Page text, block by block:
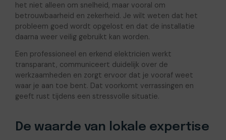
het niet alleen om snelheid, maar vooral om
betrouwbaarheid en zekerheid. Je wilt weten dat het
probleem goed wordt opgelost en dat de installatie
daarna weer veilig gebruikt kan worden.
Een professioneel en erkend elektricien werkt
transparant, communiceert duidelijk over de
werkzaamheden en zorgt ervoor dat je vooraf weet
waar je aan toe bent. Dat voorkomt verrassingen en
geeft rust tijdens een stressvolle situatie.
De waarde van lokale expertise